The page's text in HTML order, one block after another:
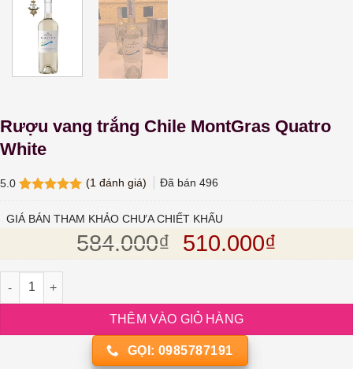
Rượu vang trắng Chile MontGras Quatro
White
5.0
dựa trên
(1đánh giá) Đã bán 496
GIÁ BÁN THAM KHẢO CHƯA CHIẾT KHẤU
584.000₫ Giá gốc là:
510.000₫
Rượu vang trắng Chile MontGras Quatro White số lượng
THÊM VÀO GIỎ HÀNG
GỌI: 0985787191